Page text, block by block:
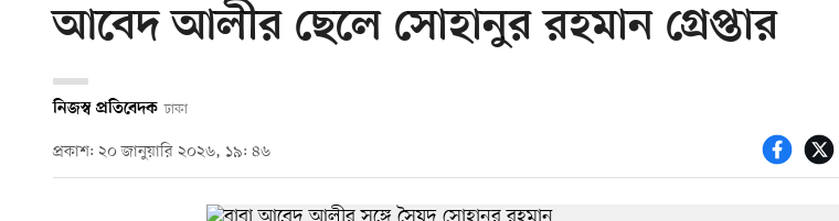
আবেদ আলীর ছেলে সোহানুর রহমান গ্রেপ্তার
নিজস্ব প্রতিবেদক ঢাকা
প্রকাশ: ২০ জানুয়ারি ২০২৬, ১৯: ৪৬